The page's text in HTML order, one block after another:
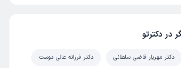
در دکترتو
دکتر مهریار قاضی سلطانی دکتر فرزانه عالی دوست